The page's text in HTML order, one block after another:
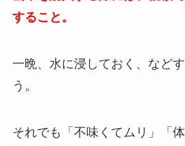
すること。
一晩、水に浸しておく、など
う。
それでも「不味くてムリ」「